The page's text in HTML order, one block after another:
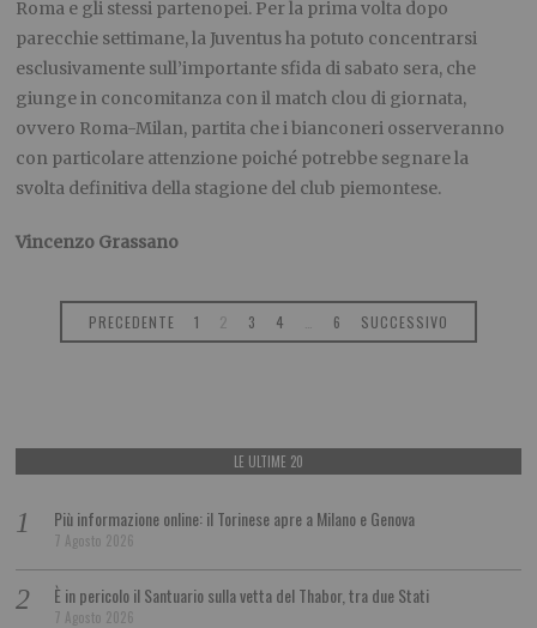
Roma e gli stessi partenopei. Per la prima volta dopo
parecchie settimane, la Juventus ha potuto concentrarsi
esclusivamente sull’importante sfida di sabato sera, che
giunge in concomitanza con il match clou di giornata,
ovvero Roma-Milan, partita che i bianconeri osserveranno
con particolare attenzione poiché potrebbe segnare la
svolta definitiva della stagione del club piemontese.
Vincenzo Grassano
PRECEDENTE 1 2 3 4 6 SUCCESSIVO
LE ULTIME 20
Più informazione online: il Torinese apre a Milano e Genova
7 Agosto 2026
È in pericolo il Santuario sulla vetta del Thabor, tra due Stati
7 Agosto 2026